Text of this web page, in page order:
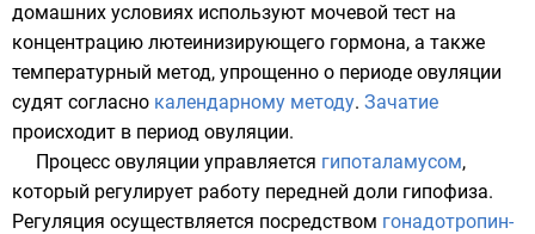
домашних условиях используют мочевой тест на
концентрацию лютеинизирующего гормона, а также
температурный метод, упрощенно о периоде овуляции
судят согласно календарному методу. Зачатие
происходит в период овуляции.
Процесс овуляции управляется гипоталамусом,
который регулирует работу передней доли гипофиза.
Регуляция осуществляется посредством гонадотропин-